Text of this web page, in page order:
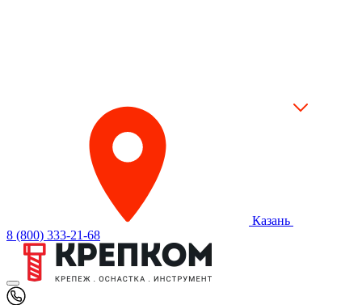
Казань
8 (800) 333-21-68